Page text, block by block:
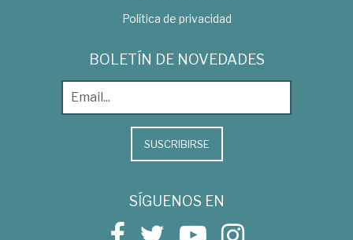
Política de privacidad
BOLETÍN DE NOVEDADES
SUSCRIBIRSE
SÍGUENOS EN